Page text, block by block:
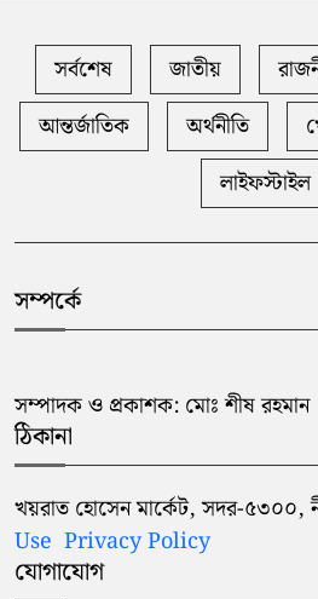
সর্বশেষ জাতীয়
আন্তর্জাতিক
অর্থনীতি
লাইফস্টাইল
সম্পর্কে
সম্পাদক ও প্রকাশক: মোঃ শীষ রহমান
ঠিকানা
খয়রাত হোসেন মার্কেট, সদর-৫৩০০,
Use Privacy Policy
যোগাযোগ